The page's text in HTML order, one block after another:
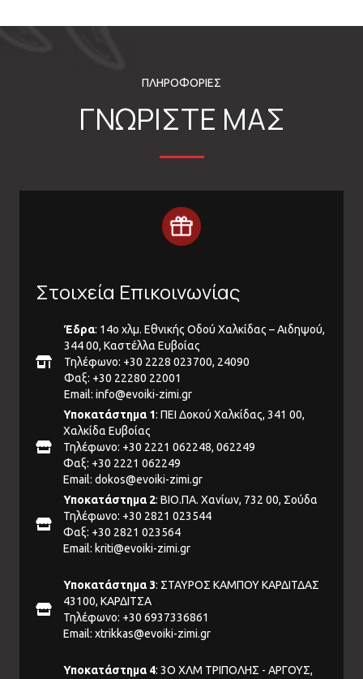
ΠΛΗΡΟΦΟΡΙΕΣ
ΓΝΩΡΙΣΤΕ ΜΑΣ
Στοιχεία Επικοινωνίας
Έδρα: 14ο χλμ. Εθνικής Οδού Χαλκίδας – Αιδηψού,
344 00, Καστέλλα Ευβοίας
Τηλέφωνο: +30 2228 023700, 24090
Φαξ: +30 22280 22001
Email: info@evoiki-zimi.gr
Υποκατάστημα 1: ΠΕΙ Δοκού Χαλκίδας, 341 00,
Χαλκίδα Ευβοίας
Τηλέφωνο: +30 2221 062248, 062249
Φαξ: +30 2221 062249
Email: dokos@evoiki-zimi.gr
Υποκατάστημα 2: ΒΙΟ.ΠΑ. Χανίων, 732 00, Σούδα
Τηλέφωνο: +30 2821 023544
Φαξ: +30 2821 023564
Email: kriti@evoiki-zimi.gr
Υποκατάστημα 3: ΣΤΑΥΡΟΣ ΚΑΜΠΟΥ ΚΑΡΔΙΤΔΑΣ
43100, ΚΑΡΔΙΤΣΑ
Τηλέφωνο: +30 6937336861
Email: xtrikkas@evoiki-zimi.gr
Υποκατάστημα 4: 3Ο ΧΛΜ ΤΡΙΠΟΛΗΣ - ΑΡΓΟΥΣ,